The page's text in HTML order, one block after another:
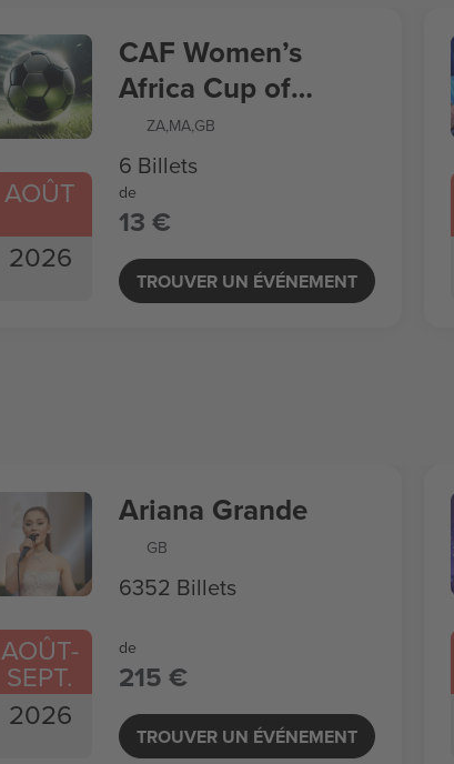
AOÛT
2026
CAF Women’s
Africa Cup of
Nations
ZA,MA,GB
6 Billets
de
13 €
TROUVER UN ÉVÉNEMENT
AOÛT-
SEPT.
2026
Ariana Grande
GB
6352 Billets
de
215 €
TROUVER UN ÉVÉNEMENT